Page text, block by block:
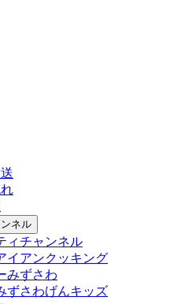
ネル
ィチャンネル
イアンクッキング
みずさわ
ずさわげんキッズ